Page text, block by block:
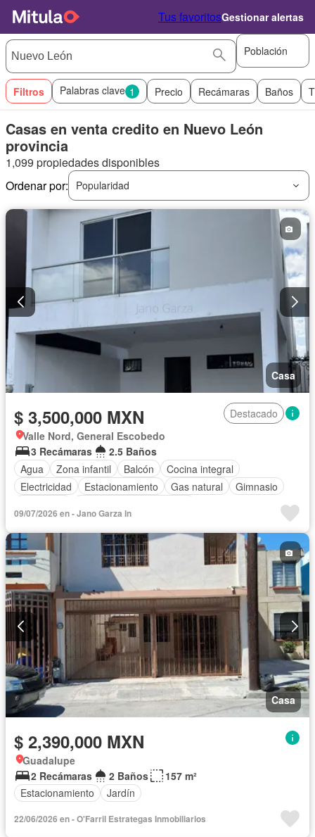
Tus favoritosGestionar alertas
Población
Filtros Palabras clave 1 Precio Recámaras Baños
Casas en venta credito en Nuevo León
provincia
1,099 propiedades disponibles
Ordenar por:
Popularidad
Casa
$ 3,500,000 MXN
Destacado
Valle Nord, General Escobedo
3 Recámaras
2.5 Baños
Agua
Zona infantil Balcón
Cocina integral
Electricidad
Estacionamiento Gas natural
Gimnasio
09/07/2026 en - Jano Garza In
Casa
$ 2,390,000 MXN
Guadalupe
2 Recámaras
2 Baños
157 m²
Estacionamiento
Jardín
22/06/2026 en - O'Farril Estrategas Inmobiliarios